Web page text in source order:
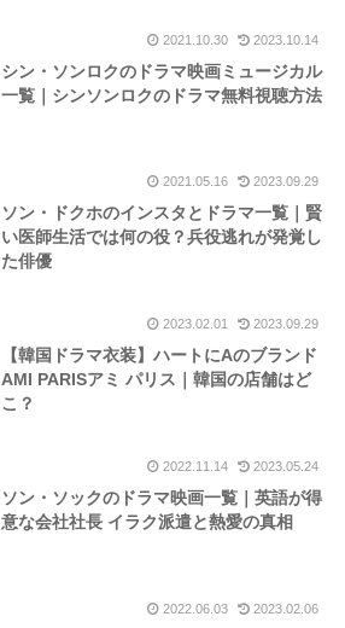
2021.10.30 2023.10.14
シン・ソンロクのドラマ映画ミュージカル
一覧｜シンソンロクのドラマ無料視聴方法
2021.05.16 2023.09.29
ソン・ドクホのインスタとドラマ一覧｜賢
い医師生活では何の役？兵役逃れが発覚し
た俳優
2023.02.01 2023.09.29
【韓国ドラマ衣装】ハートにAのブランド
AMI PARISアミ パリス｜韓国の店舗はど
こ？
2022.11.14 2023.05.24
ソン・ソックのドラマ映画一覧｜英語が得
意な会社社長 イラク派遣と熱愛の真相
2022.06.03 2023.02.06